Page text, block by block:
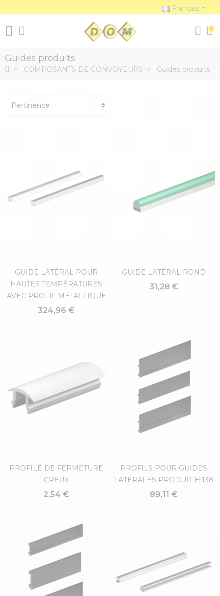
Français
0
Guides produits
COMPOSANTS DE CONVOYEURS Guides produits
GUIDE LATÉRAL POUR
HAUTES TEMPÉRATURES
AVEC PROFIL MÉTALLIQUE
324,96 €
GUIDE LATÉRAL ROND
31,28 €
PROFILÉ DE FERMETURE
CREUX
2,54 €
PROFILS POUR GUIDES
LATÉRALES PRODUIT H.138
89,11 €